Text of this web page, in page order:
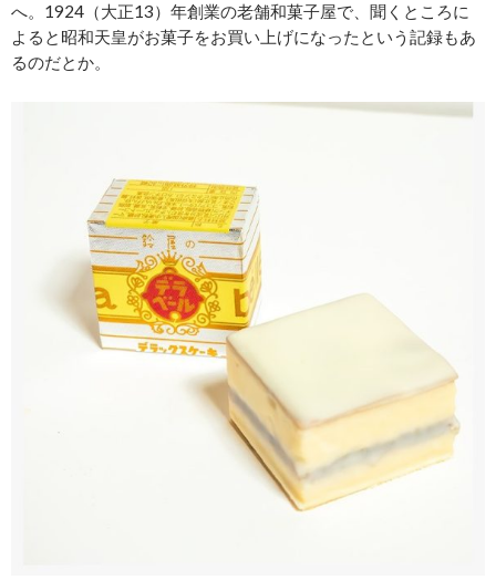
へ。1924（大正13）年創業の老舗和菓子屋で、聞くところに
よると昭和天皇がお菓子をお買い上げになったという記録もあ
るのだとか。